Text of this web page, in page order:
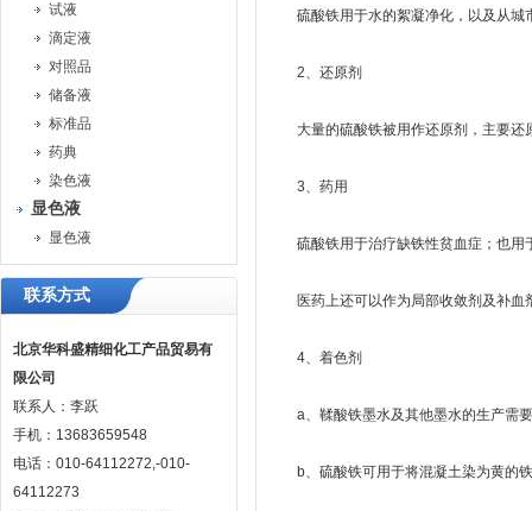
试液
滴定液
对照品
储备液
标准品
药典
染色液
显色液
显色液
联系方式
北京华科盛精细化工产品贸易有
限公司
联系人：李跃
手机：13683659548
电话：010-64112272,-010-
64112273
硫酸铁用于水的絮凝净化，以及从城
2、还原剂
大量的硫酸铁被用作还原剂，主要还
3、药用
硫酸铁用于治疗缺铁性贫血症；也用
医药上还可以作为局部收敛剂及补血
4、着色剂
a、鞣酸铁墨水及其他墨水的生产需要
b、硫酸铁可用于将混凝土染为黄的